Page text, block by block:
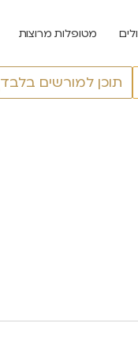
מטופלות מרוצות
תוכן למורשים בלבד